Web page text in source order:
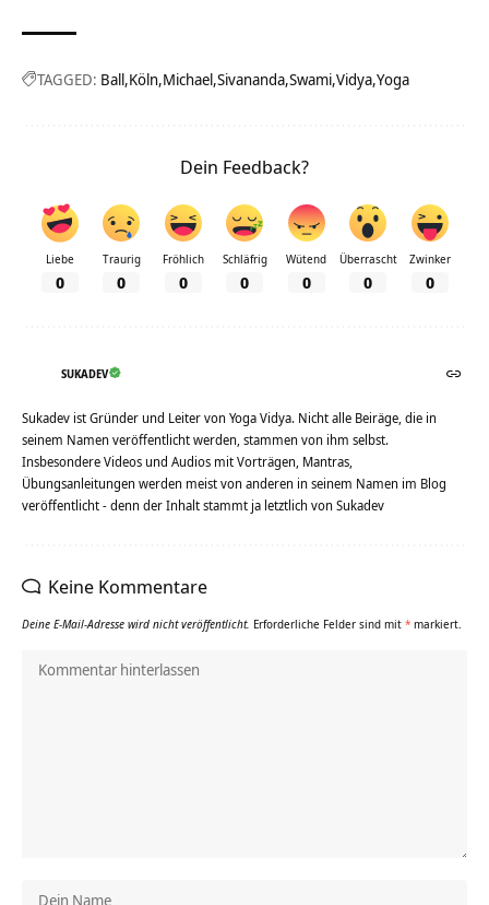
TAGGED: Ball Köln Michael Sivananda Swami Vidya Yoga
Dein Feedback?
Liebe
0
Traurig
0
Fröhlich
0
Schläfrig
0
Wütend
0
Überrascht
0
Zwinker
0
SUKADEV
Sukadev ist Gründer und Leiter von Yoga Vidya. Nicht alle Beiräge, die in
seinem Namen veröffentlicht werden, stammen von ihm selbst.
Insbesondere Videos und Audios mit Vorträgen, Mantras,
Übungsanleitungen werden meist von anderen in seinem Namen im Blog
veröffentlicht - denn der Inhalt stammt ja letztlich von Sukadev
Keine Kommentare
Deine E-Mail-Adresse wird nicht veröffentlicht. Erforderliche Felder sind mit * markiert.